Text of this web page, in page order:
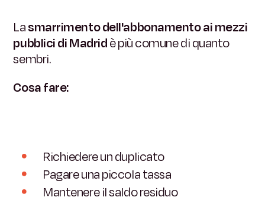
Lasmarrimento dell'abbonamento ai mezzi
pubblici di Madridè più comune di quanto
sembri.
Cosa fare:
Richiedere un duplicato
Pagare una piccola tassa
Mantenere il saldo residuo